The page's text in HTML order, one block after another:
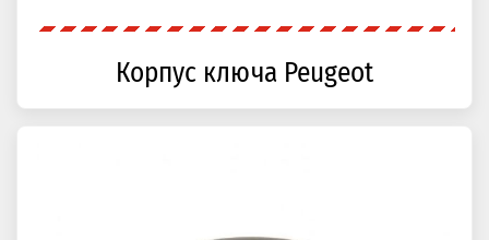
Корпус ключа Peugeot